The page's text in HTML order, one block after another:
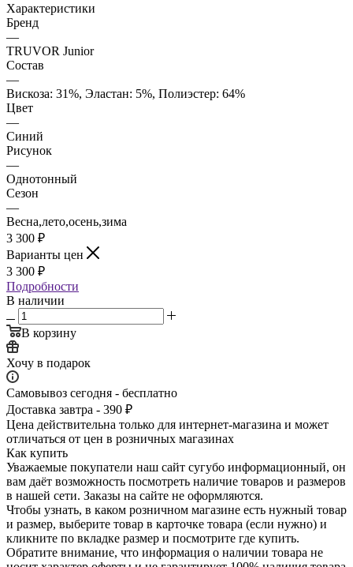
Характеристики
Бренд
—
TRUVOR Junior
Состав
—
Вискоза: 31%, Эластан: 5%, Полиэстер: 64%
Цвет
—
Синий
Рисунок
—
Однотонный
Сезон
—
Весна,лето,осень,зима
3 300 ₽
Варианты цен
3 300 ₽
Подробности
В наличии
В корзину
Хочу в подарок
Самовывоз сегодня - бесплатно
Доставка завтра - 390 ₽
Цена действительна только для интернет-магазина и может
отличаться от цен в розничных магазинах
Как купить
Уважаемые покупатели наш сайт сугубо инф­ормационный, он
вам даёт возможность пос­мотреть наличие това­ров и размеров
в наш­ей сети. Заказы на сайте не оформляются.
Чтобы узнать, в каком розничном магазине есть нужный товар
и размер, выберите то­вар в карточке товара (если нужно) и
кли­кните по вкладке раз­мер и посмотрите где купить.
Обратите вн­имание,​ что информ­ация о наличии товара не